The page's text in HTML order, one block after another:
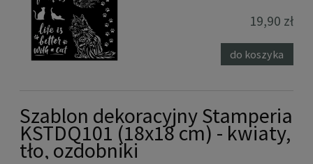
19,90 zł
do koszyka
Szablon dekoracyjny Stamperia
KSTDQ101 (18x18 cm) - kwiaty,
tło, ozdobniki